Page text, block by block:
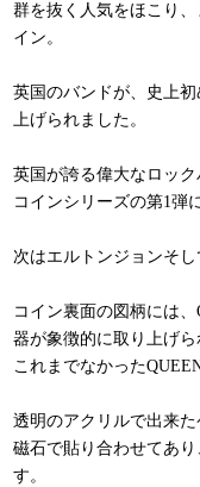
群を抜く人気をほこり
イン。
英国のバンドが、史上
上げられました。
英国が誇る偉大なロッ
コインシリーズの第1弾
次はエルトンジョンそ
コイン裏面の図柄には
器が象徴的に取り上げら
これまでなかった
透明のアクリルで出来
磁石で貼り合わせてあ
す。